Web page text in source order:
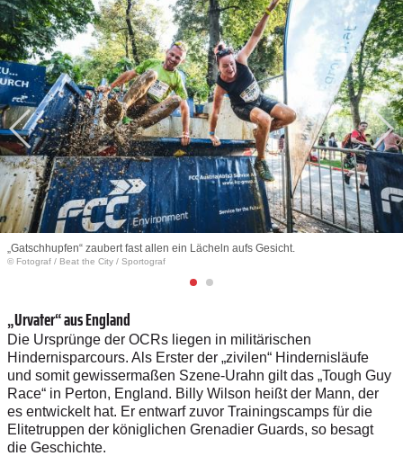
„Gatschhupfen“ zaubert fast allen ein Lächeln aufs Gesicht.
© Fotograf / Beat the City / Sportograf
„Urvater“ aus England
Die Ursprünge der OCRs liegen in militärischen
Hindernisparcours. Als Erster der „zivilen“ Hindernisläufe
und somit gewissermaßen Szene-Urahn gilt das „Tough Guy
Race“ in Perton, England. Billy Wilson heißt der Mann, der
es entwickelt hat. Er entwarf zuvor Trainingscamps für die
Elitetruppen der königlichen Grenadier Guards, so besagt
die Geschichte.